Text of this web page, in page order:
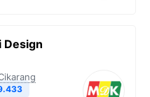
Design